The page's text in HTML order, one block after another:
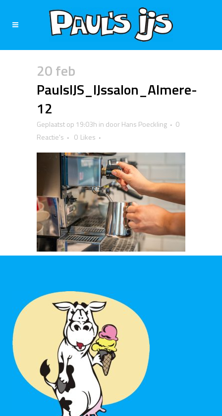
20 feb
PaulsIJS_IJssalon_Almere-
12
Geplaatst op 19:03h in doorHans Poeckling
0
Reactie's
0 Likes